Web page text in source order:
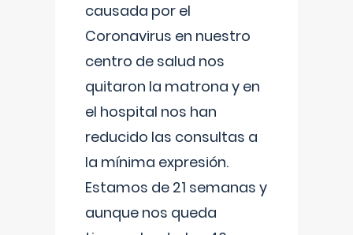
causada por el
Coronavirus en nuestro
centro de salud nos
quitaron la matrona y en
el hospital nos han
reducido las consultas a
la mínima expresión.
Estamos de 21 semanas y
aunque nos queda